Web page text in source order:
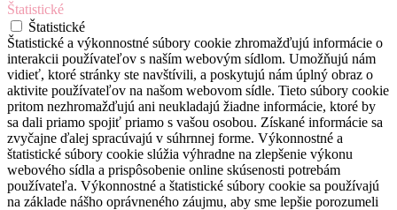
Štatistické
Štatistické
Štatistické a výkonnostné súbory cookie zhromažďujú informácie o
interakcii používateľov s naším webovým sídlom. Umožňujú nám
vidieť, ktoré stránky ste navštívili, a poskytujú nám úplný obraz o
aktivite používateľov na našom webovom sídle. Tieto súbory cookie
pritom nezhromažďujú ani neukladajú žiadne informácie, ktoré by
sa dali priamo spojiť priamo s vašou osobou. Získané informácie sa
zvyčajne ďalej spracúvajú v súhrnnej forme. Výkonnostné a
štatistické súbory cookie slúžia výhradne na zlepšenie výkonu
webového sídla a prispôsobenie online skúsenosti potrebám
používateľa. Výkonnostné a štatistické súbory cookie sa používajú
na základe nášho oprávneného záujmu, aby sme lepšie porozumeli